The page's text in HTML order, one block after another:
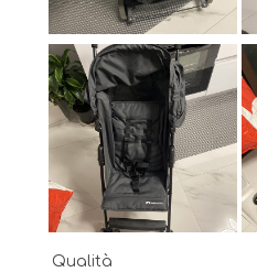
Qualità